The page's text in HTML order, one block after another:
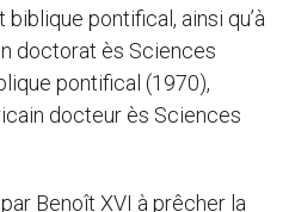
biblique pontifical, ainsi qu’à
doctorat ès Sciences
pontifical (1970),
docteur ès Sciences
Benoît XVI à prêcher la